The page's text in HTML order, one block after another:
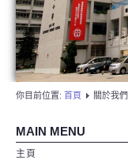
你目前位置: 首頁 關於我們
MAIN MENU
主頁